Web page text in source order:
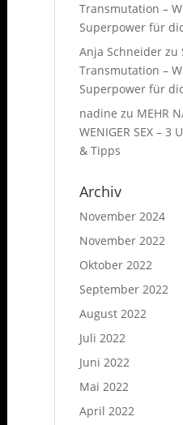
Transmutation –
Superpower für
Anja Schneider zu
Transmutation –
Superpower für
nadine zu MEHR
WENIGER SEX – 3
& Tipps
Archiv
November 2024
November 2022
Oktober 2022
September 2022
August 2022
Juli 2022
Juni 2022
Mai 2022
April 2022